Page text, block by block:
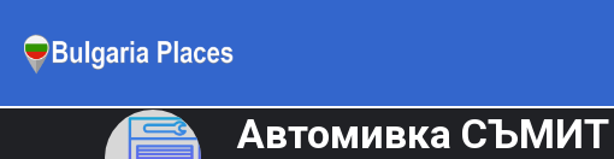
Автомивка СЪМИТ